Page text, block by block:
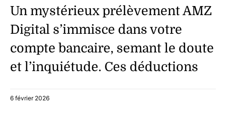
Un mystérieux prélèvement AMZ
Digital s’immisce dans votre
compte bancaire, semant le doute
et l’inquiétude. Ces déductions
6 février 2026